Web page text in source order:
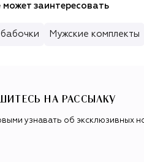
может заинтересовать
Мужские комплекты
НА РАССЫЛКУ
узнавать об эксклюзивных